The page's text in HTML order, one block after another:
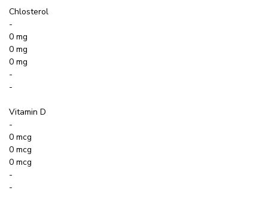
Chlosterol
-
0 mg
0 mg
0 mg
-
-
Vitamin D
-
0 mcg
0 mcg
0 mcg
-
-